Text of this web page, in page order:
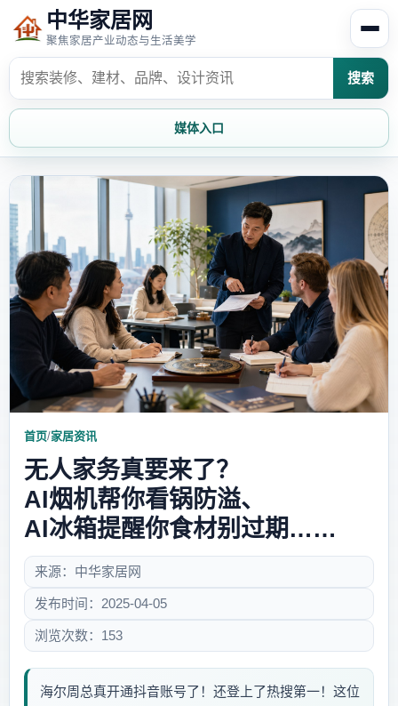
中华家居网
聚焦家居产业动态与生活美学
搜索
媒体入口
家居资讯
家居风水 家居欣赏
时尚饰家 装修设计
家具知识 家居文化
创意家居
首页/家居资讯
无人家务真要来了？
AI烟机帮你看锅防溢、
AI冰箱提醒你食材别过期……
来源：中华家居网
发布时间：2025-04-05
浏览次数：153
海尔周总真开通抖音账号了！还登上了热搜第一！这位